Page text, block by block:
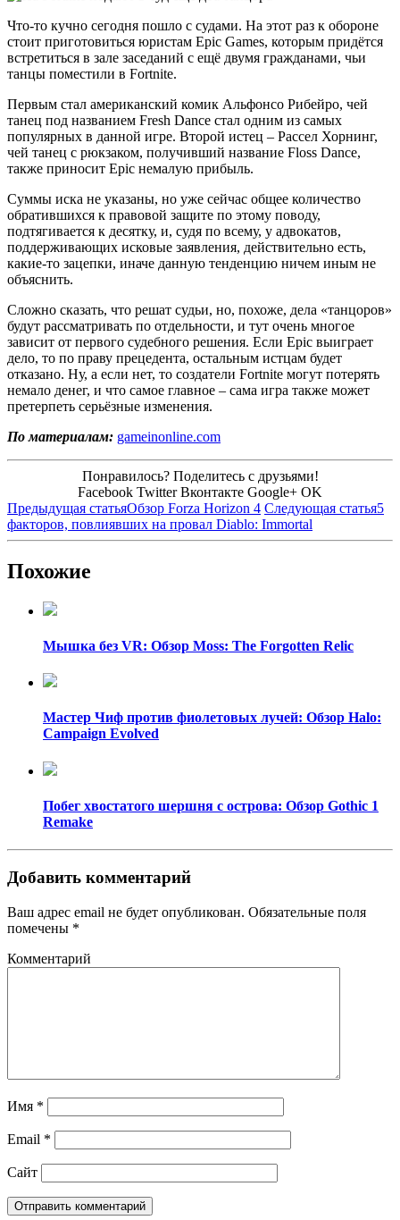
Что-то кучно сегодня пошло с судами. На этот раз к обороне
стоит приготовиться юристам Epic Games, которым придётся
встретиться в зале заседаний с ещё двумя гражданами, чьи
танцы поместили в Fortnite.
Первым стал американский комик Альфонсо Рибейро, чей
танец под названием Fresh Dance стал одним из самых
популярных в данной игре. Второй истец – Рассел Хорнинг,
чей танец с рюкзаком, получивший название Floss Dance,
также приносит Epic немалую прибыль.
Суммы иска не указаны, но уже сейчас общее количество
обратившихся к правовой защите по этому поводу,
подтягивается к десятку, и, судя по всему, у адвокатов,
поддерживающих исковые заявления, действительно есть,
какие-то зацепки, иначе данную тенденцию ничем иным не
объяснить.
Сложно сказать, что решат судьи, но, похоже, дела «танцоров»
будут рассматривать по отдельности, и тут очень многое
зависит от первого судебного решения. Если Epic выиграет
дело, то по праву прецедента, остальным истцам будет
отказано. Ну, а если нет, то создатели Fortnite могут потерять
немало денег, и что самое главное – сама игра также может
претерпеть серьёзные изменения.
По материалам: gameinonline.com
Понравилось? Поделитесь с друзьями!
Facebook Twitter Вконтакте Google+ OK
Предыдущая статьяОбзор Forza Horizon 4 Следующая статья5
факторов, повлиявших на провал Diablo: Immortal
Похожие
Мышка без VR: Обзор Moss: The Forgotten Relic
Мастер Чиф против фиолетовых лучей: Обзор Halo:
Campaign Evolved
Побег хвостатого шершня с острова: Обзор Gothic 1
Remake
Добавить комментарий
Ваш адрес email не будет опубликован. Обязательные поля
помечены *
Комментарий
Имя *
Email *
Сайт